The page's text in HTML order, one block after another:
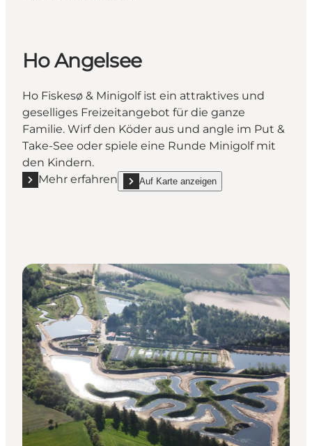
Ho Angelsee
Ho Fiskesø & Minigolf ist ein attraktives und
geselliges Freizeitangebot für die ganze
Familie. Wirf den Köder aus und angle im Put &
Take-See oder spiele eine Runde Minigolf mit
den Kindern.
Mehr erfahren
Mehr erfahren "Ho Angelsee"
Auf Karte anzeigen
show Ho Angelsee on_map